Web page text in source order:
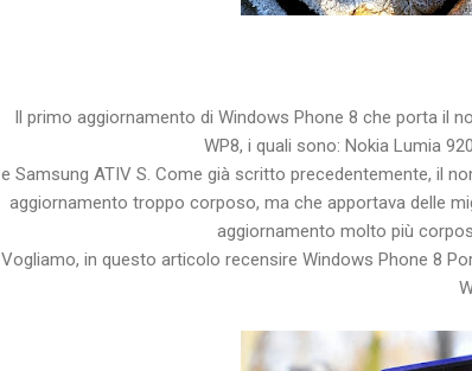
Il primo aggiornamento di Windows Phone 8 che porta il
WP8, i quali sono: Nokia Lumia
e Samsung ATIV S. Come già scritto precedentemente, il
aggiornamento troppo corposo, ma che apportava delle
aggiornamento molto più
Vogliamo, in questo articolo recensire Windows Phone 8